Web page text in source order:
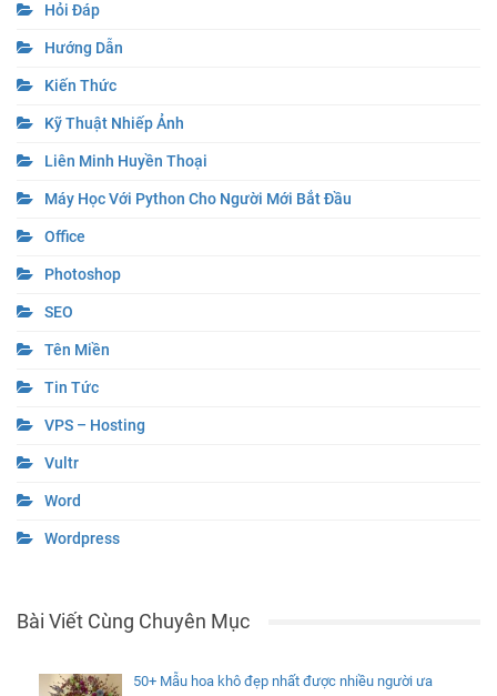
Hỏi Đáp
Hướng Dẫn
Kiến Thức
Kỹ Thuật Nhiếp Ảnh
Liên Minh Huyền Thoại
Máy Học Với Python Cho Người Mới Bắt Đầu
Office
Photoshop
SEO
Tên Miền
Tin Tức
VPS – Hosting
Vultr
Word
Wordpress
Bài Viết Cùng Chuyên Mục
50+ Mẫu hoa khô đẹp nhất được nhiều người ưa